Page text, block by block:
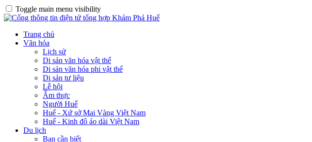
Toggle main menu visibility
Trang chủ
Văn hóa
Lịch sử
Di sản văn hóa vật thể
Di sản văn hóa phi vật thể
Di sản tư liệu
Lễ hội
Ẩm thực
Người Huế
Huế - Xứ sở Mai Vàng Việt Nam
Huế - Kinh đô áo dài Việt Nam
Du lịch
Bạn cần biết